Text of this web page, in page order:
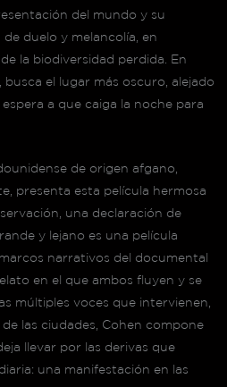
del mundo y su
duelo y melancolía, en
la biodiversidad perdida. En
busca el lugar más oscuro, alejado
a que caiga la noche para
de origen afgano,
presenta esta película hermosa
una declaración de
y lejano es una película
narrativos del documental
en el que ambos fluyen y se
múltiples voces que intervienen,
las ciudades, Cohen compone
llevar por las derivas que
una manifestación en las